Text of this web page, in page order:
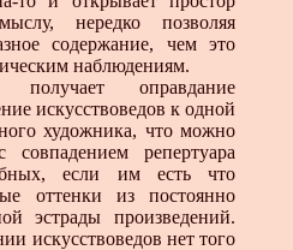
нередко позволяя
содержание, чем это
наблюдениям.
оправдание
искусствоведов к одной
художника, что можно
репертуара
если им есть что
оттенки из постоянно
эстрады произведений.
искусствоведов нет того